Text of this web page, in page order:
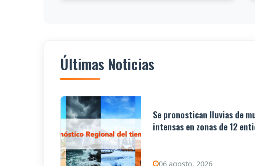
Últimas Noticias
Se pronostican lluvias de
intensas en zonas de 12
06 agosto, 2026